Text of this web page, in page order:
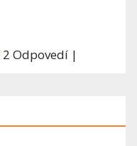
2 Odpovedí |